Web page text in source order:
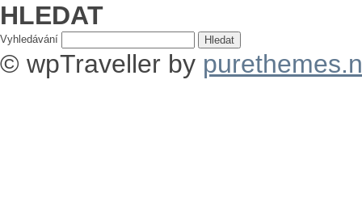
HLEDAT
Vyhledávání
© wpTraveller by